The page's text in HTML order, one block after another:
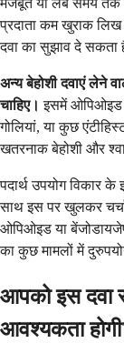
मजबूत या लंबे समय तक
प्रदाता कम खुराक लिख
दवा का सुझाव दे सकता
अन्य बेहोशी दवाएं लेने
चाहिए। इसमें ओपिओइड
गोलियां, या कुछ
खतरनाक बेहोशी और
पदार्थ उपयोग विकार के
साथ इस पर खुलकर
ओपिओइड या
का कुछ मामलों में
आपको इस
आवश्यकता